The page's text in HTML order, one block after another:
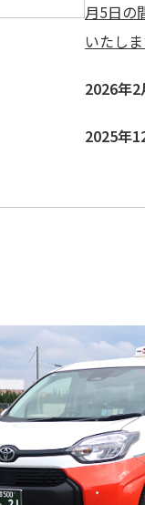
月5日の
いたし
2026年
2025年